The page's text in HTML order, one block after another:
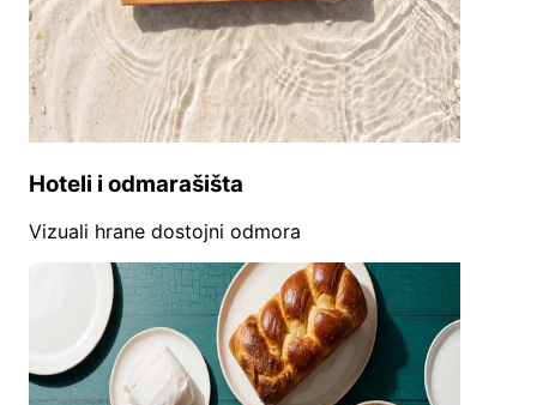
Hoteli i odmarašišta
Vizuali hrane dostojni odmora